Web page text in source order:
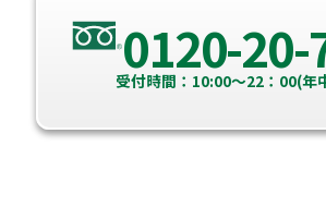
0120-20-
受付時間：10:00～22：00(年